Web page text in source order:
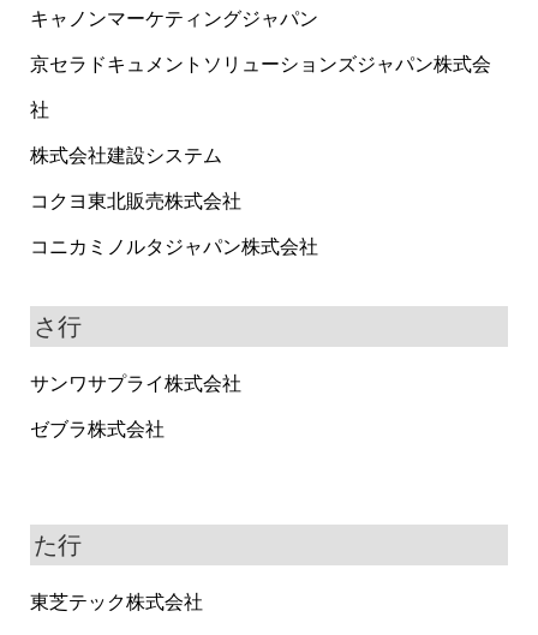
キャノンマーケティングジャパン
京セラドキュメントソリューションズジャパン株式会
社
株式会社建設システム
コクヨ東北販売株式会社
コニカミノルタジャパン株式会社
さ行
サンワサプライ株式会社
ゼブラ株式会社
た行
東芝テック株式会社